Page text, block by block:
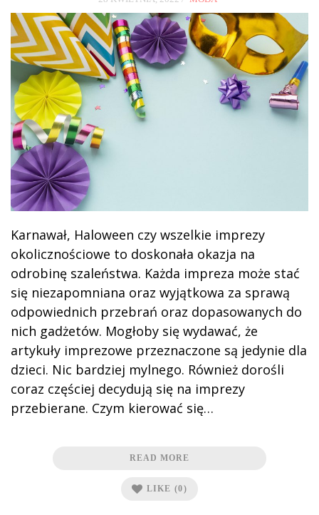
Karnawał, Haloween czy wszelkie imprezy
okolicznościowe to doskonała okazja na
odrobinę szaleństwa. Każda impreza może stać
się niezapomniana oraz wyjątkowa za sprawą
odpowiednich przebrań oraz dopasowanych do
nich gadżetów. Mogłoby się wydawać, że
artykuły imprezowe przeznaczone są jedynie dla
dzieci. Nic bardziej mylnego. Również dorośli
coraz częściej decydują się na imprezy
przebierane. Czym kierować się…
READ MORE
LIKE (0)